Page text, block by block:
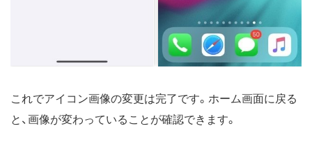
これでアイコン画像の変更は完了です。ホーム画面に戻る
と、画像が変わっていることが確認できます。